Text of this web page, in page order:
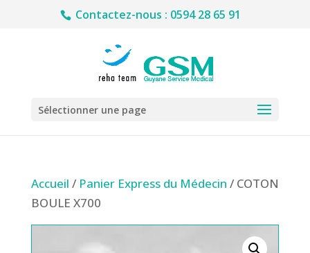
Contactez-nous : 0594 28 65 91
Sélectionner une page
Accueil / Panier Express du Médecin / COTON
BOULE X700